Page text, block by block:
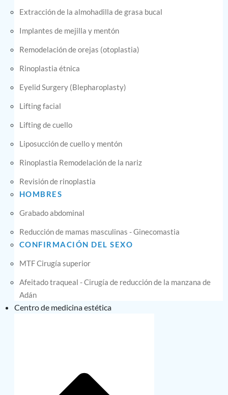
Extracción de la almohadilla de grasa bucal
Implantes de mejilla y mentón
Remodelación de orejas (otoplastia)
Rinoplastia étnica
Eyelid Surgery (Blepharoplasty)
Lifting facial
Lifting de cuello
Liposucción de cuello y mentón
Rinoplastia Remodelación de la nariz
Revisión de rinoplastia
HOMBRES
Grabado abdominal
Reducción de mamas masculinas - Ginecomastia
CONFIRMACIÓN DEL SEXO
MTF Cirugía superior
Afeitado traqueal - Cirugía de reducción de la manzana de
Adán
Centro de medicina estética